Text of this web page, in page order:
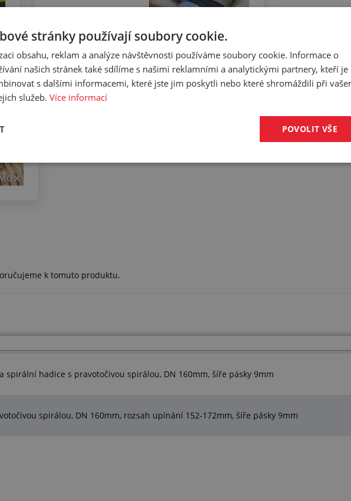
Zjistit více
k tomuto produktu.
spirální hadice s pravotočivou spirálou, DN 160mm, šíře pásky 9mm
spirálou, DN 160mm, rozsah upínání 152-172mm, šíře pásky 9mm
stránky používají soubory cookie.
obsahu, reklam a analýze návštěvnosti používáme soubory cookie. Informace o
našich stránek také sdílíme s našimi reklamními a analytickými partnery, kteří je
s dalšími informacemi, které jste jim poskytli nebo které shromáždili při
služeb. Více informací
POVOLIT VŠE